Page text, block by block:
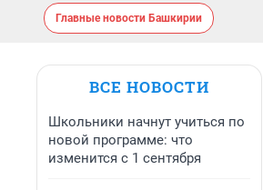
Главные новости Башкирии
ВСЕ НОВОСТИ
Школьники начнут учиться по
новой программе: что
изменится с 1 сентября